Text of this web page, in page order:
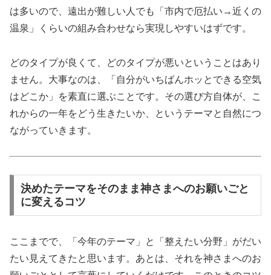
は多いので、遠出が難しい人でも「市内で厄払い→近くの
温泉」くらいの組み合わせなら実現しやすいはずです。
どのタイプが良くて、どのタイプが悪いということはあり
ません。大事なのは、「自分がいちばんホッとできる空気
はどこか」を素直に選ぶことです。その選び方自体が、こ
れからの一年をどう生きたいか、というテーマと自然につ
ながっていきます。
決めたテーマをそのまま神さまへのお願いごと
に変えるコツ
ここまでで、「今年のテーマ」と「整えたい分野」がだい
たい見えてきたと思います。あとは、それを神さまへのお